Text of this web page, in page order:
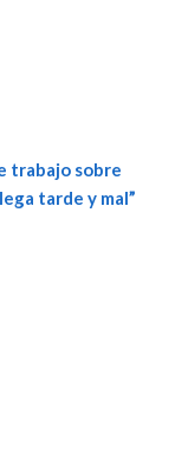
trabajo sobre
tarde y mal”